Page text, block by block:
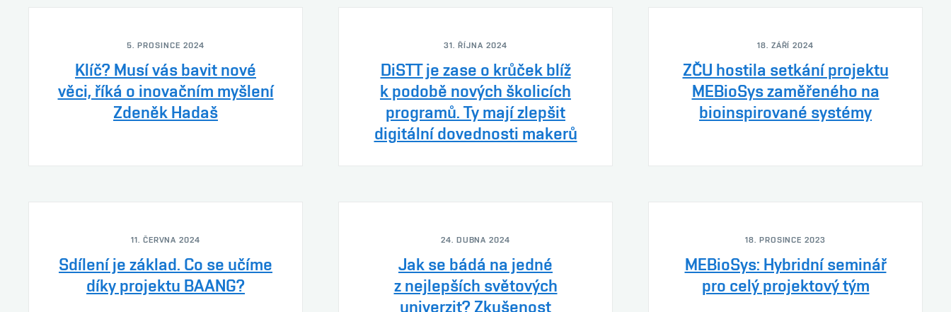
5. PROSINCE 2024
Klíč? Musí vás bavit nové
věci, říká o inovačním myšlení
Zdeněk Hadaš
31. ŘÍJNA 2024
DiSTT je zase o krůček blíž
k podobě nových školicích
programů. Ty mají zlepšit
digitální dovednosti makerů
18. ZÁŘÍ 2024
ZČU hostila setkání projektu
MEBioSys zaměřeného na
bioinspirované systémy
11. ČERVNA 2024
Sdílení je základ. Co se učíme
díky projektu BAANG?
24. DUBNA 2024
Jak se bádá na jedné
z nejlepších světových
univerzit? Zkušenost
18. PROSINCE 2023
MEBioSys: Hybridní seminář
pro celý projektový tým